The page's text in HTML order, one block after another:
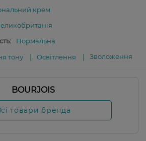
крем
Нормальна
тону Освітлення Зволоження
BOURJOIS
товари бренда